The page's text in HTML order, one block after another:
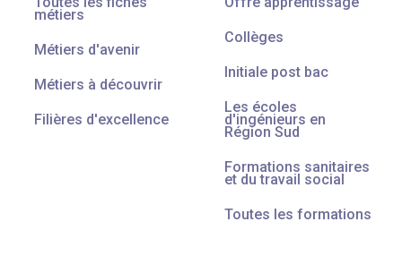
métiers
Métiers d'avenir
Métiers à découvrir
Filières d'excellence
Collèges
Initiale post bac
Les écoles
d'ingénieurs en
Région Sud
Formations sanitaires
et du travail social
Toutes les formations